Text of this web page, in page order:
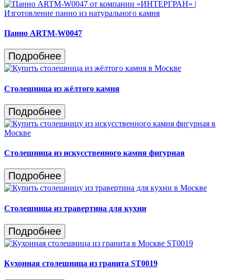
Панно ARTM-W0047
Подробнее
Столешница из жёлтого камня
Подробнее
Столешница из искусственного камня фигурная
Подробнее
Столешница из травертина для кухни
Подробнее
Кухонная столешница из гранита ST0019